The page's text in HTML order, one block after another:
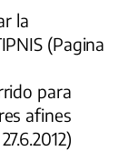
la
(Pagina
para
afines